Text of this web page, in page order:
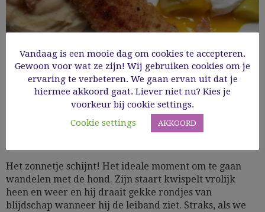
Gepaneerde tongfilets met karnemelkpuree
Het zonnetje schijnt! Het ideale moment om te gaan
wandelen met de hond. Zijn staart kwispelt vrolijk
heen en weer en hij draait gekke rondjes van
blijdschap wanneer hij de leiband ziet. Straks, als we
Vandaag is een mooie dag om cookies te accepteren.
Gewoon voor wat ze zijn! Wij gebruiken cookies om je
ervaring te verbeteren. We gaan ervan uit dat je
hiermee akkoord gaat. Liever niet nu? Kies je
voorkeur bij cookie settings.
Cookie settings
AKKOORD